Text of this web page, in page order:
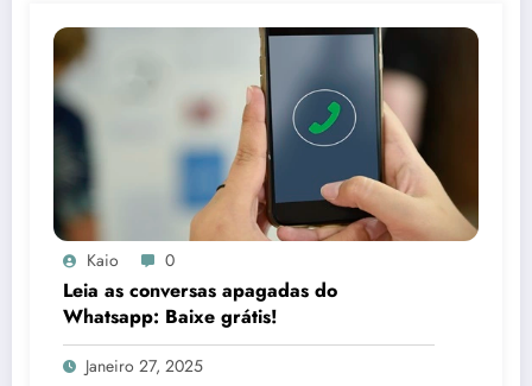
Kaio 0
Leia as conversas apagadas do
Whatsapp: Baixe grátis!
Janeiro 27, 2025